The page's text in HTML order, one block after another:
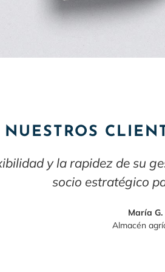
su gestión hacen de
para nosotros.”